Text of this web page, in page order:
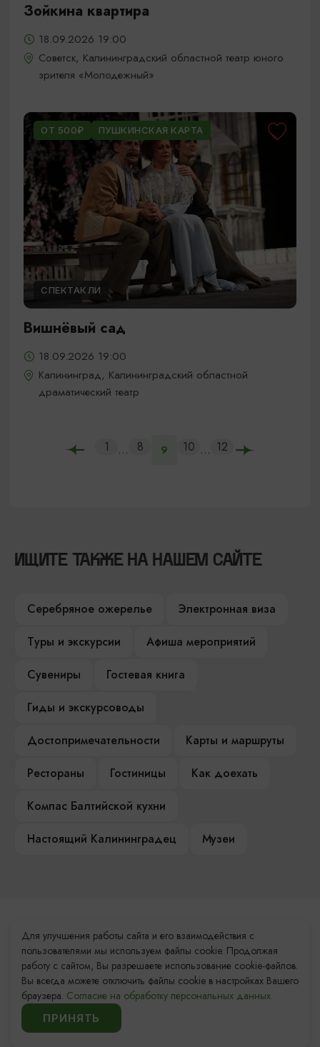
Зойкина квартира
18.09.2026 19:00
Советск, Калининградский областной театр юного
зрителя «Молодежный»
ОТ 500₽ ПУШКИНСКАЯ КАРТА
СПЕКТАКЛИ
Вишнёвый сад
18.09.2026 19:00
Калининград, Калининградский областной
драматический театр
1 ... 8 9 10 ... 12
ИЩИТЕ ТАКЖЕ НА НАШЕМ САЙТЕ
Серебряное ожерелье
Электронная виза
Туры и экскурсии
Афиша мероприятий
Сувениры
Гостевая книга
Гиды и экскурсоводы
Достопримечательности
Карты и маршруты
Рестораны
Гостиницы
Как доехать
Компас Балтийской кухни
Настоящий Калининградец
Музеи
Контакты Туристского
информационного центра
+7 (4012) 555-200
8 (800) 200-55-39
info@visit-kaliningrad.ru
Для улучшения работы сайта и его взаимодействия с
пользователями мы используем файлы cookie. Продолжая
работу с сайтом, Вы разрешаете использование cookie-файлов.
Вы всегда можете отключить файлы cookie в настройках Вашего
браузера. Согласие на обработку персональных данных.
ПРИНЯТЬ